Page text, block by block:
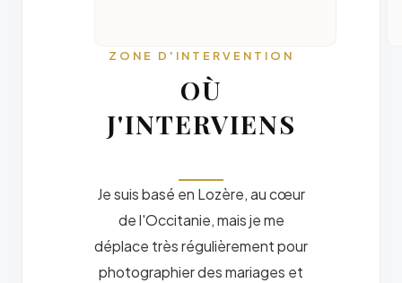
ZONE D'INTERVENTION
OÙ
J'INTERVIENS
Je suis basé en Lozère, au cœur
de l'Occitanie, mais je me
déplace très régulièrement pour
photographier des mariages et